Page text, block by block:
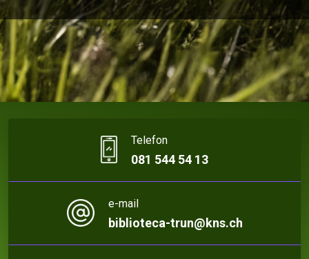
Telefon
081 544 54 13
e-mail
biblioteca-trun@kns.ch